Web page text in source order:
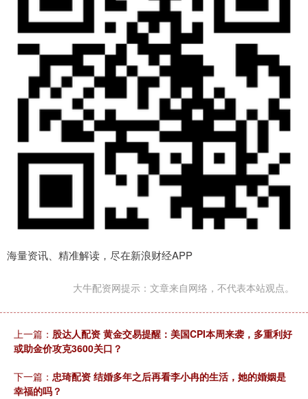
海量资讯、精准解读，尽在新浪财经APP
大牛配资网提示：文章来自网络，不代表本站观点。
上一篇： 股达人配资 黄金交易提醒：美国CPI本周来袭，多重利好
或助金价攻克3600关口？
下一篇： 忠琦配资 结婚多年之后再看李小冉的生活，她的婚姻是
幸福的吗？